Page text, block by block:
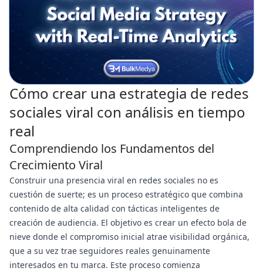
Cómo crear una estrategia de redes
sociales viral con análisis en tiempo
real
Comprendiendo los Fundamentos del
Crecimiento Viral
Construir una presencia viral en redes sociales no es
cuestión de suerte; es un proceso estratégico que combina
contenido de alta calidad con tácticas inteligentes de
creación de audiencia. El objetivo es crear un efecto bola de
nieve donde el compromiso inicial atrae visibilidad orgánica,
que a su vez trae seguidores reales genuinamente
interesados en tu marca. Este proceso comienza